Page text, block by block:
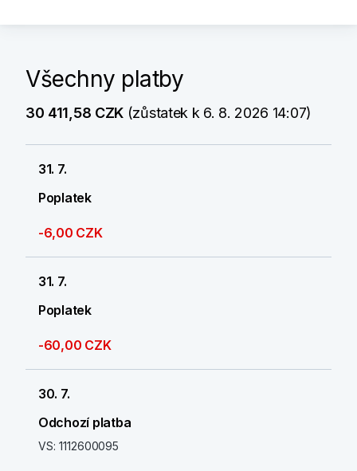
Všechny platby
30 411,58 CZK (zůstatek k 6. 8. 2026 14:07)
31. 7.
Poplatek
-6,00 CZK
31. 7.
Poplatek
-60,00 CZK
30. 7.
Odchozí platba
VS: 1112600095